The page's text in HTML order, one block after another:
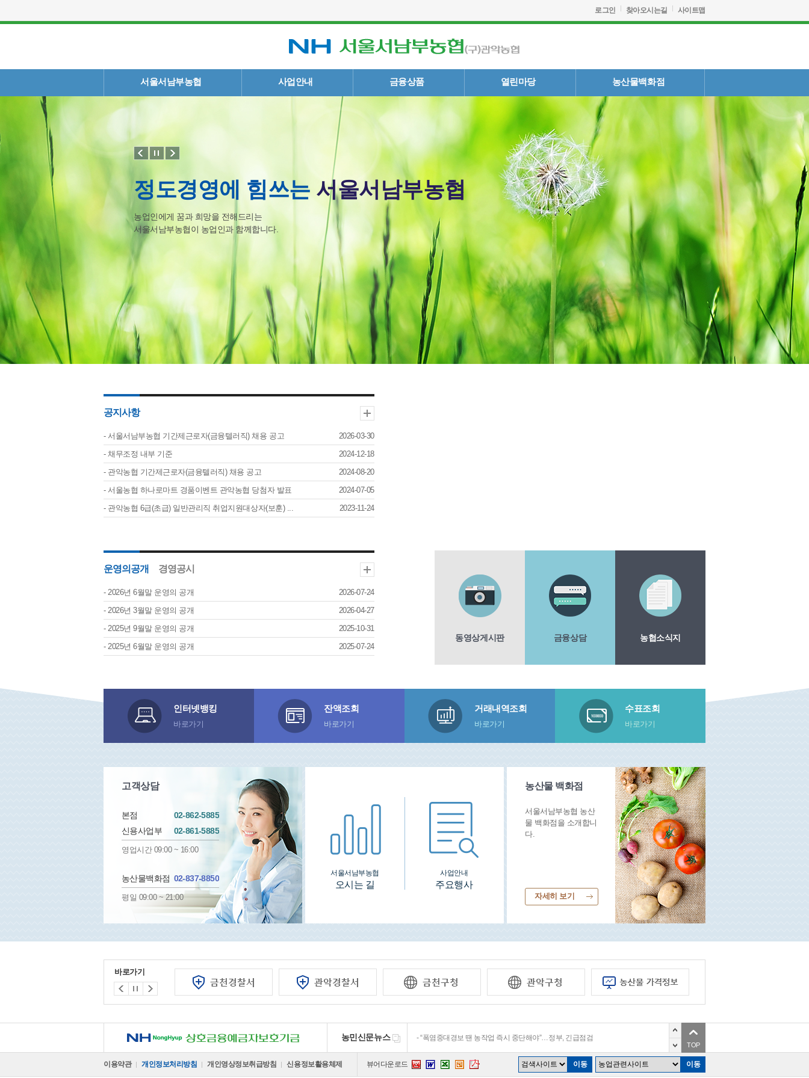
로그인 찾아오시는길 사이트맵
서울서남부농협 사업안내 금융상품 열린마당 농산물백화점
정도경영에 힘쓰는 서울서남부농협
농업인에게 꿈과 희망을 전해드리는
서울서남부농협이 농업인과 함께합니다.
공지사항
서울서남부농협 기간제근로자(금융텔러직) 채용 공고
2026-03-30
채무조정 내부 기준
2024-12-18
관악농협 기간제근로자(금융텔러직) 채용 공고
2024-08-20
서울농협 하나로마트 경품이벤트 관악농협 당첨자 발표
2024-07-05
관악농협 6급(초급) 일반관리직 취업지원대상자(보훈) ...
2023-11-24
운영의공개
2026년 6월말 운영의 공개
2026-07-24
2026년 3월말 운영의 공개
2026-04-27
2025년 9월말 운영의 공개
2025-10-31
2025년 6월말 운영의 공개
2025-07-24
경영공시
동영상게시판 금융상담 농협소식지
인터넷뱅킹
바로가기
잔액조회
바로가기
거래내역조회
바로가기
수표조회
바로가기
고객상담
본점
02-862-5885
신용사업부
02-861-5885
영업시간 09:00 ~ 16:00
농산물백화점 02-837-8850
평일 09:00 ~ 21:00
농산물 백화점
서울서남부농협 농산
물 백화점을 소개합니
다.
자세히 보기
서울서남부농협
오시는 길
사업안내
주요행사
바로가기
NH 상호금융예금자보호기금 농민신문뉴스
필리핀서 3년 연속 농기계 로드쇼…TYM, ‘K-농기계’ 경쟁력 알려
“폭염중대경보 땐 농작업 즉시 중단해야”…정부, 긴급점검
농사용 로봇·AI ‘미래농업’ 한눈에…‘키엠스타’ 11월4~7일 열려
초조생종 벼 ‘빠르미향’과 ‘자율주행 농기계’ 만나니…인건비 줄고 작업속도 향상
TOP
이용약관 개인정보처리방침 개인영상정보취급방침 신용정보활용체제 뷰어다운로드 hwp word ppt excel pdf 이동 이동